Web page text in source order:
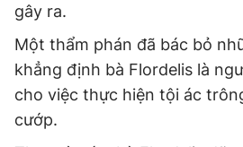
gây ra.
Một thẩm phán đã bác bỏ
khẳng định bà Flordelis là
cho việc thực hiện tội ác
cướp.